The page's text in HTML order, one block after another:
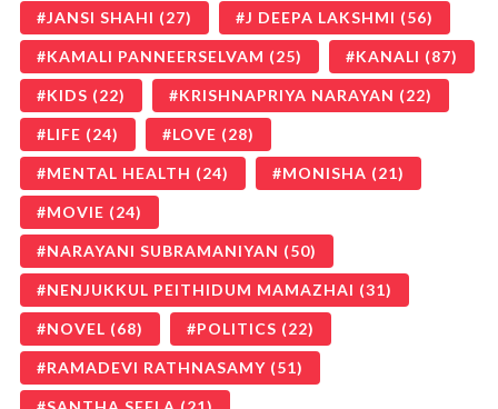
JANSI SHAHI (27) J DEEPA LAKSHMI (56)
KAMALI PANNEERSELVAM (25) KANALI (87)
KIDS (22) KRISHNAPRIYA NARAYAN (22)
LIFE (24) LOVE (28)
MENTAL HEALTH (24) MONISHA (21)
MOVIE (24)
NARAYANI SUBRAMANIYAN (50)
NENJUKKUL PEITHIDUM MAMAZHAI (31)
NOVEL (68) POLITICS (22)
RAMADEVI RATHNASAMY (51)